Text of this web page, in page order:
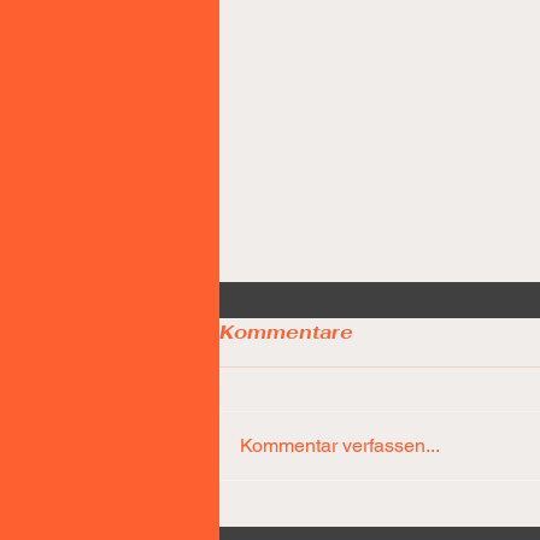
Díaz-Team führt nach 25
Kommentare
Kommentar verfassen...